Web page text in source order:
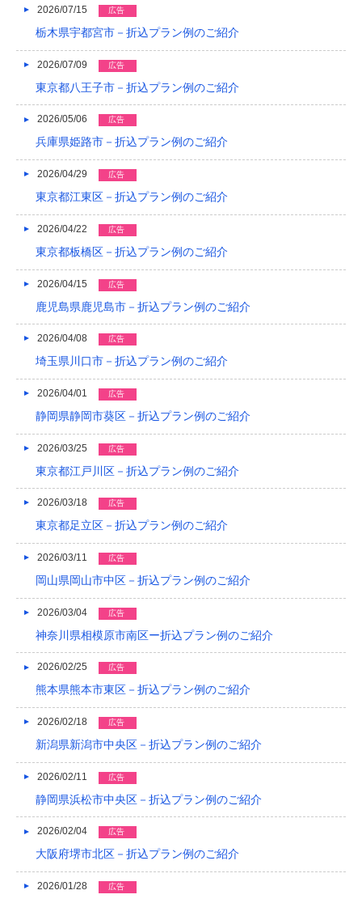
2022/09
2022/08
2022/07
2022/06
2022/03
2022/02
2022/01
2021/12
2021/11
2021/10
2021/08
2021/07
2021/05
2021/04
2021/03
2020/12
2019/12
2019/10
2019/09
2019/08
2019/07
2019/06
2019/05
2026/07/15 広告
栃木県宇都宮市－折込プラン例のご紹介
2026/07/09 広告
東京都八王子市－折込プラン例のご紹介
2026/05/06 広告
兵庫県姫路市－折込プラン例のご紹介
2026/04/29 広告
東京都江東区－折込プラン例のご紹介
2026/04/22 広告
東京都板橋区－折込プラン例のご紹介
2026/04/15 広告
鹿児島県鹿児島市－折込プラン例のご紹介
2026/04/08 広告
埼玉県川口市－折込プラン例のご紹介
2026/04/01 広告
静岡県静岡市葵区－折込プラン例のご紹介
2026/03/25 広告
東京都江戸川区－折込プラン例のご紹介
2026/03/18 広告
東京都足立区－折込プラン例のご紹介
2026/03/11 広告
岡山県岡山市中区－折込プラン例のご紹介
2026/03/04 広告
神奈川県相模原市南区ー折込プラン例のご紹介
2026/02/25 広告
熊本県熊本市東区－折込プラン例のご紹介
2026/02/18 広告
新潟県新潟市中央区－折込プラン例のご紹介
2026/02/11 広告
静岡県浜松市中央区－折込プラン例のご紹介
2026/02/04 広告
大阪府堺市北区－折込プラン例のご紹介
2026/01/28 広告